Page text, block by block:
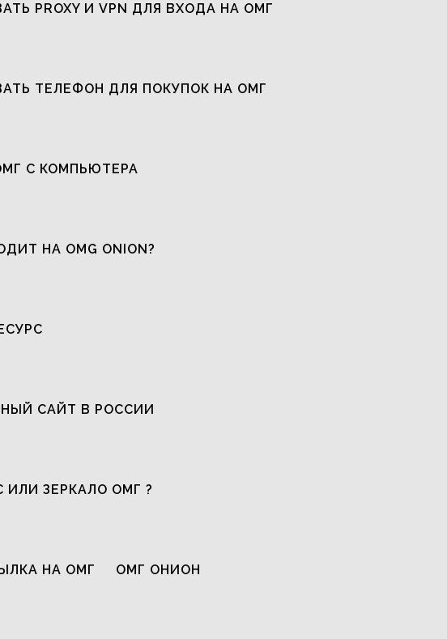
PROXY И VPN ДЛЯ ВХОДА НА ОМГ
ТЕЛЕФОН ДЛЯ ПОКУПОК НА ОМГ
С КОМПЬЮТЕРА
НА OMG ONION?
САЙТ В РОССИИ
ИЛИ ЗЕРКАЛО ОМГ ?
НА ОМГ ОМГ ОНИОН